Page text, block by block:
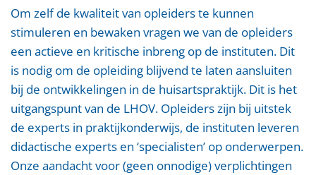
Om zelf de kwaliteit van opleiders te kunnen
stimuleren en bewaken vragen we van de opleiders
een actieve en kritische inbreng op de instituten. Dit
is nodig om de opleiding blijvend te laten aansluiten
bij de ontwikkelingen in de huisartspraktijk. Dit is het
uitgangspunt van de LHOV. Opleiders zijn bij uitstek
de experts in praktijkonderwijs, de instituten leveren
didactische experts en ‘specialisten’ op onderwerpen.
Onze aandacht voor (geen onnodige) verplichtingen